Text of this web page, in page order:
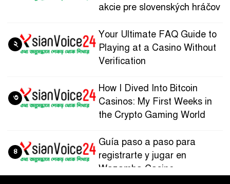
akcie pre slovenských hráčov
Your Ultimate FAQ Guide to
Playing at a Casino Without
Verification
২
How I Dived Into Bitcoin
Casinos: My First Weeks in
the Crypto Gaming World
৩
Guía paso a paso para
registrarte y jugar en
Wazamba Casino
৪